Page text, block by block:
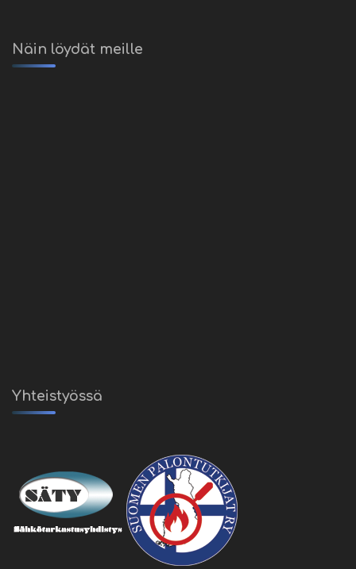
Näin löydät meille
Yhteistyössä